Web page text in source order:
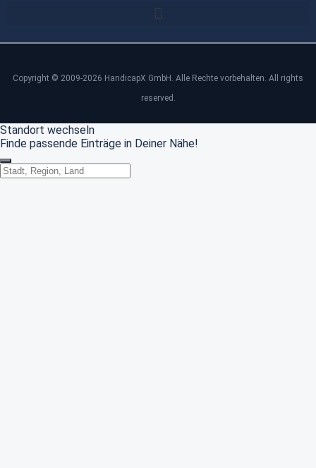
Copyright © 2009-2026 HandicapX GmbH. Alle Rechte vorbehalten. All rights
reserved.
Standort wechseln
Finde passende Einträge in Deiner Nähe!
Standort wechseln